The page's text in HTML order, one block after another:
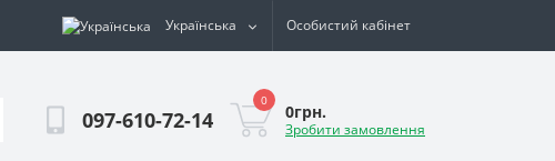
Українська Особистий кабінет
097-610-72-14
0
0грн.
Зробити замовлення